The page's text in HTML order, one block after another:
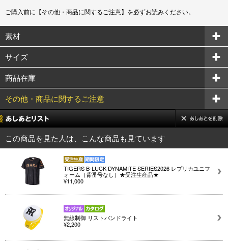
ご購入前に【その他・商品に関するご注意】を必ずお読みください。
素材
サイズ
商品在庫
その他・商品に関するご注意
この商品を見た人は、こんな商品も見ています
TIGERS B-LUCK DYNAMITE SERIES2026 レプリカユニフ
ォーム（背番号なし）★受注生産品★
¥11,000
無線制御 リストバンドライト
¥2,200